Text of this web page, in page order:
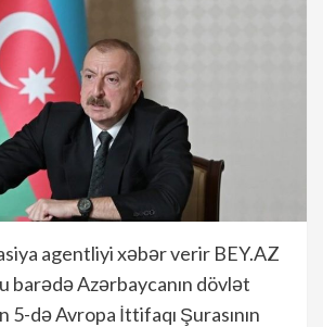
agentliyi xəbər verir BEY.AZ
barədə Azərbaycanın dövlət
5-də Avropa İttifaqı Şurasının